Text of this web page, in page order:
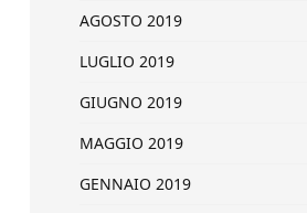
AGOSTO 2019
LUGLIO 2019
GIUGNO 2019
MAGGIO 2019
GENNAIO 2019